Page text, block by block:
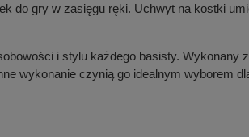
do gry w zasięgu ręki. Uchwyt na kostki
i stylu każdego basisty. Wykonany
wykonanie czynią go idealnym wyborem